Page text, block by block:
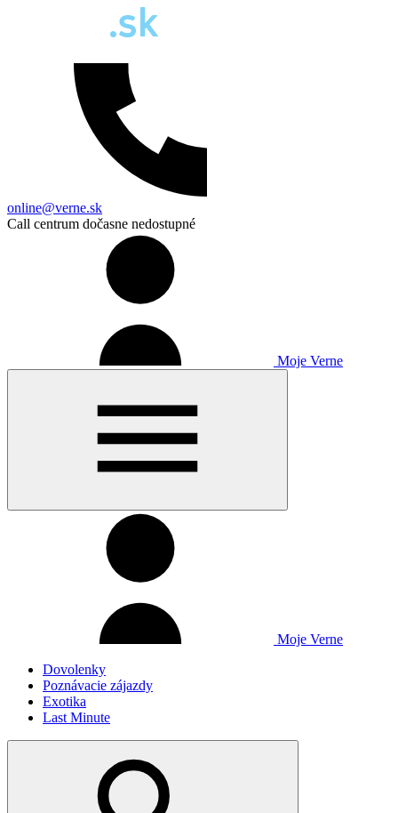
online@verne.sk
Call centrum dočasne nedostupné
Moje Verne
Moje Verne
Dovolenky
Poznávacie zájazdy
Exotika
Last Minute